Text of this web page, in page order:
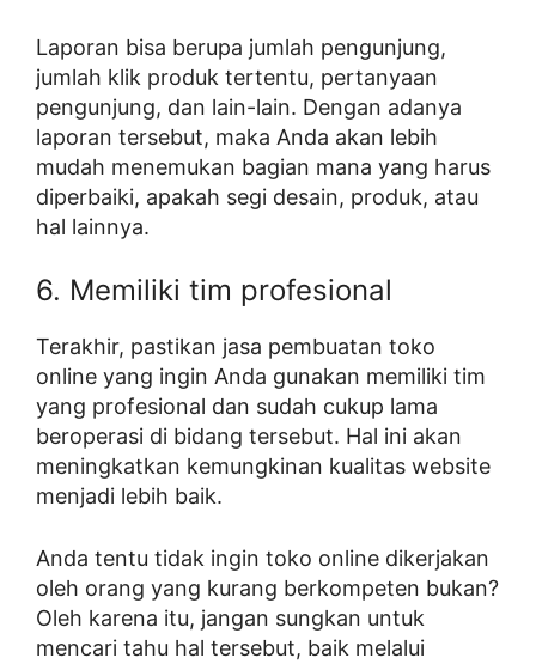
Laporan bisa berupa jumlah pengunjung,
jumlah klik produk tertentu, pertanyaan
pengunjung, dan lain-lain. Dengan adanya
laporan tersebut, maka Anda akan lebih
mudah menemukan bagian mana yang harus
diperbaiki, apakah segi desain, produk, atau
hal lainnya.
6. Memiliki tim profesional
Terakhir, pastikan jasa pembuatan toko
online yang ingin Anda gunakan memiliki tim
yang profesional dan sudah cukup lama
beroperasi di bidang tersebut. Hal ini akan
meningkatkan kemungkinan kualitas website
menjadi lebih baik.
Anda tentu tidak ingin toko online dikerjakan
oleh orang yang kurang berkompeten bukan?
Oleh karena itu, jangan sungkan untuk
mencari tahu hal tersebut, baik melalui